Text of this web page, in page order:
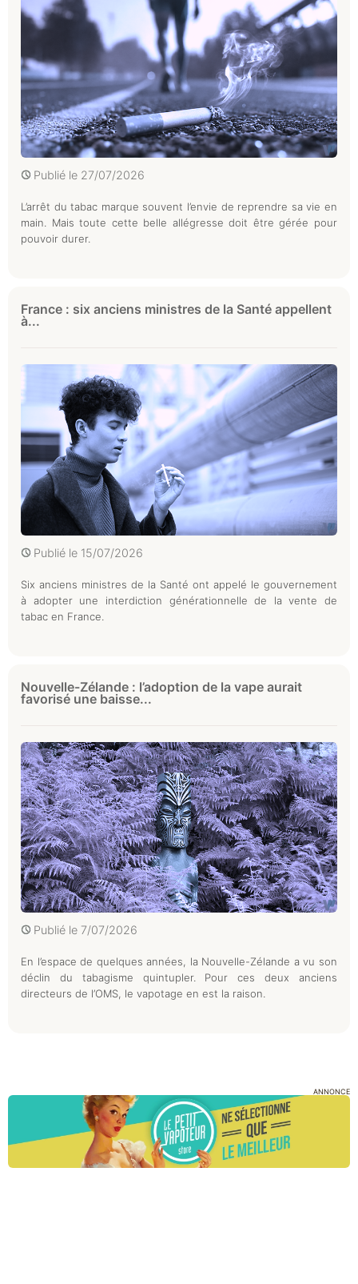
Publié le 27/07/2026
L’arrêt du tabac marque souvent l’envie de reprendre sa vie en
main. Mais toute cette belle allégresse doit être gérée pour
pouvoir durer.
France : six anciens ministres de la Santé appellent
à...
Publié le 15/07/2026
Six anciens ministres de la Santé ont appelé le gouvernement
à adopter une interdiction générationnelle de la vente de
tabac en France.
Nouvelle-Zélande : l’adoption de la vape aurait
favorisé une baisse...
Publié le 7/07/2026
En l’espace de quelques années, la Nouvelle-Zélande a vu son
déclin du tabagisme quintupler. Pour ces deux anciens
directeurs de l’OMS, le vapotage en est la raison.
ANNONCE